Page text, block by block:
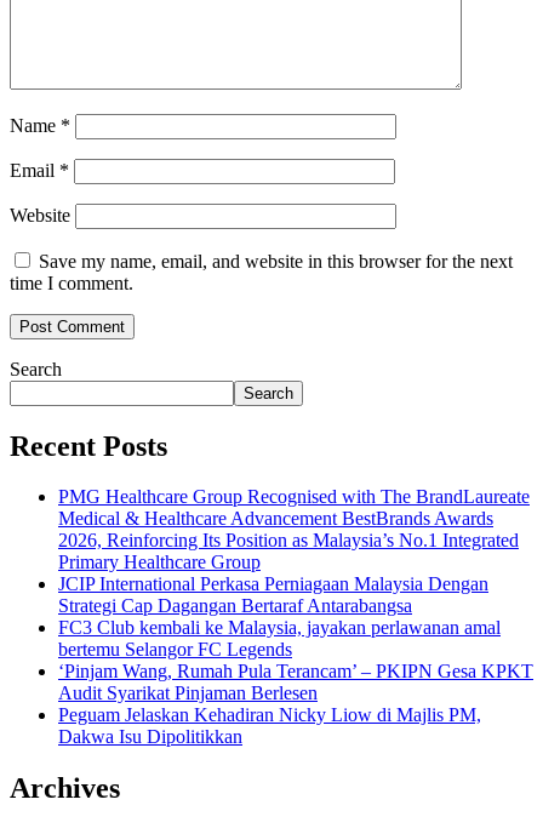
Name *
Email *
Website
Save my name, email, and website in this browser for the next
time I comment.
Search
Search
Recent Posts
PMG Healthcare Group Recognised with The BrandLaureate
Medical & Healthcare Advancement BestBrands Awards
2026, Reinforcing Its Position as Malaysia’s No.1 Integrated
Primary Healthcare Group
JCIP International Perkasa Perniagaan Malaysia Dengan
Strategi Cap Dagangan Bertaraf Antarabangsa
FC3 Club kembali ke Malaysia, jayakan perlawanan amal
bertemu Selangor FC Legends
‘Pinjam Wang, Rumah Pula Terancam’ – PKIPN Gesa KPKT
Audit Syarikat Pinjaman Berlesen
Peguam Jelaskan Kehadiran Nicky Liow di Majlis PM,
Dakwa Isu Dipolitikkan
Archives